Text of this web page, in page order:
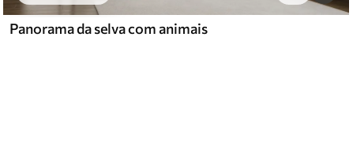
Panorama da selva com animais